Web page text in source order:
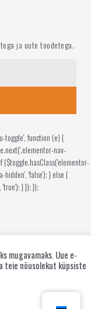
ja uute toodetega.
mugavamaks. Uue e-
teie nõusolekut küpsiste
toggle', function (e) {
nav-
($toggle.hasClass('elementor-
'false'); } else {
} }); });